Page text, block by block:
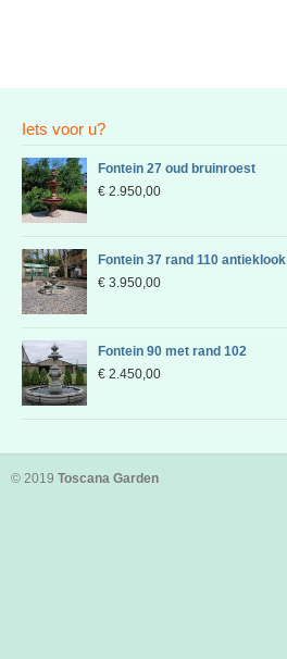
Iets voor u?
Fontein 27 oud bruinroest
€ 2.950,00
Fontein 37 rand 110 antieklook
€ 3.950,00
Fontein 90 met rand 102
€ 2.450,00
© 2019 Toscana Garden